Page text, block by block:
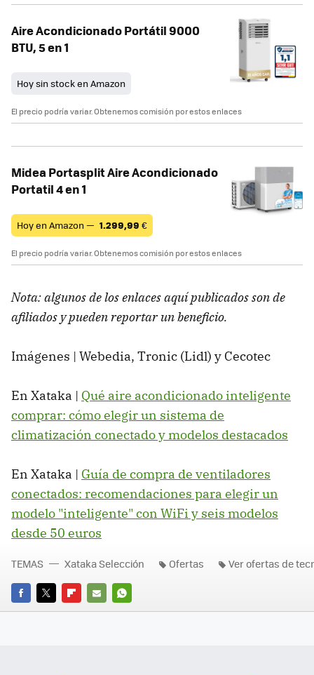
Aire Acondicionado Portátil 9000
BTU, 5 en 1
Hoy sin stock en Amazon
El precio podría variar. Obtenemos comisión por estos enlaces
Midea Portasplit Aire Acondicionado
Portatil 4 en 1
Hoy en Amazon — 1.299,99 €
El precio podría variar. Obtenemos comisión por estos enlaces
Nota: algunos de los enlaces aquí publicados son de
afiliados y pueden reportar un beneficio.
Imágenes | Webedia, Tronic (Lidl) y Cecotec
En Xataka | Qué aire acondicionado inteligente
comprar: cómo elegir un sistema de
climatización conectado y modelos destacados
En Xataka | Guía de compra de ventiladores
conectados: recomendaciones para elegir un
modelo "inteligente" con WiFi y seis modelos
desde 50 euros
FACEBOOK
TWITTERFLIPBOARD
E-
WHATSAPP
TEMAS Xataka Selección Ofertas Ver ofertas de